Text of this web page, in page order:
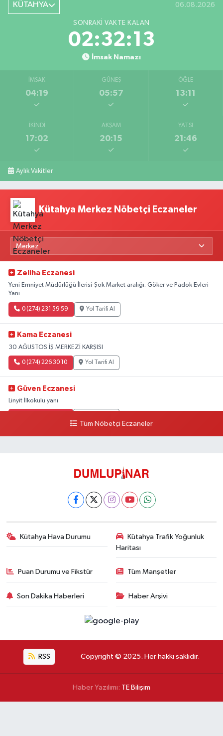
KÜTAHYA 06.08.2026
SONRAKI VAKTE KALAN
02:32:12
İmsak Namazı
İMSAK
04:19
GÜNEŞ
05:57
ÖĞLE
13:11
İKINDI
17:02
AKŞAM
20:15
YATSI
21:46
Aylık Vakitler
Kütahya Merkez Nöbetçi Eczaneler
Zeliha Eczanesi
Yeni Emniyet Müdürlüğü İlerisi-Şok Market aralığı. Göker ve Padok Evleri
Yanı
0 (274) 231 59 59 Yol Tarifi Al
Kama Eczanesi
30 AĞUSTOS İŞ MERKEZİ KARŞISI
0 (274) 226 30 10 Yol Tarifi Al
Güven Eczanesi
Linyit İlkokulu yanı
Tüm Nöbetçi Eczaneler
Kütahya Hava Durumu
Kütahya Trafik Yoğunluk
Haritası
Puan Durumu ve Fikstür Tüm Manşetler
Son Dakika Haberleri Haber Arşivi
RSS Copyright © 2025. Her hakkı saklıdır.
Haber Yazılımı: TE Bilişim